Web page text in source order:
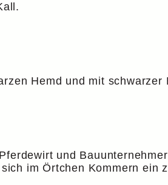
Hemd und mit schwarzer
und
im Örtchen Kommern ein